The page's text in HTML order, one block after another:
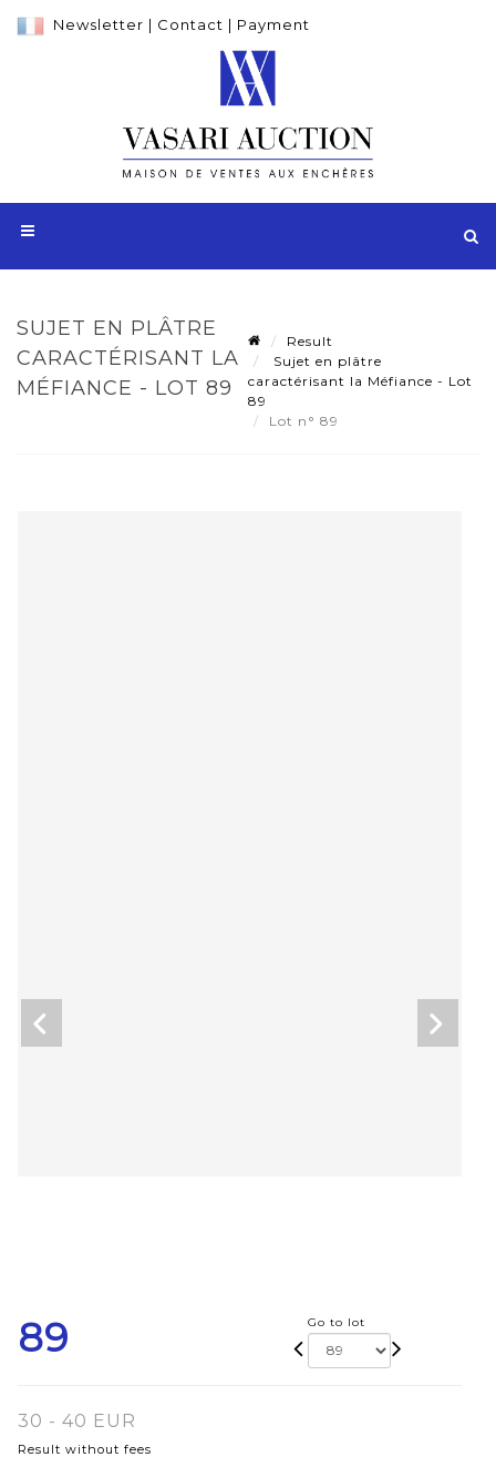
Newsletter | Contact | Payment
SUJET EN PLÂTRE
CARACTÉRISANT LA
MÉFIANCE - LOT 89
Result
Sujet en plâtre
caractérisant la Méfiance - Lot
89
Lot n° 89
89 Go to lot
30 - 40 EUR
Result without fees